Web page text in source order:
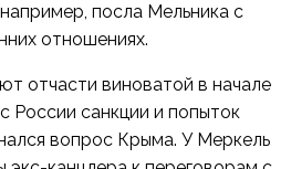
посла Мельника с
отношениях.
отчасти виноватой в начале
России санкции и попыток
вопрос Крыма. У Меркель